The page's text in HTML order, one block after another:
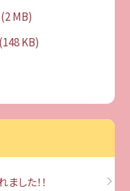
(2 MB)
(148 KB)
した！！